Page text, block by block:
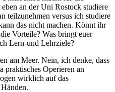
an der Uni Rostock studiere
teilzunehmen versus ich studiere
das nicht machen. Könnt ihr
Vorteile? Was bringt euer
Lern-und Lehrziele?
am Meer. Nein, ich denke, dass
praktisches Operieren an
wirklich auf das